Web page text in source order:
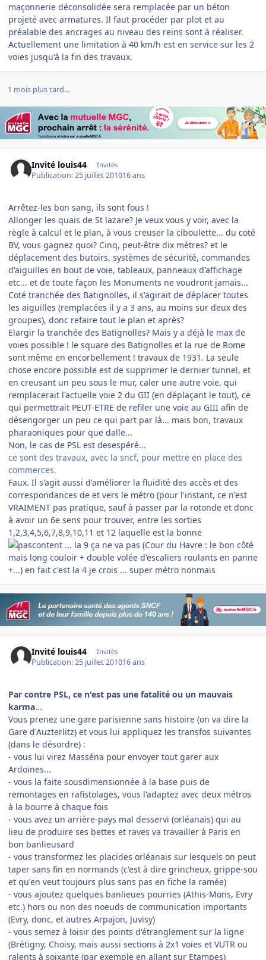
maçonnerie déconsolidée sera remplacée par un béton
projeté avec armatures. Il faut procéder par plot et au
préalable des ancrages au niveau des reins sont à réaliser.
Actuellement une limitation à 40 km/h est en service sur les 2
voies jusqu'à la fin des travaux.
1 mois plus tard...
Invité louis44 Invités
Publication:25 juillet 201016 ans
Arrêtez-les bon sang, ils sont fous !
Allonger les quais de St lazare? Je veux vous y voir, avec la
règle à calcul et le plan, à vous creuser la ciboulette... du coté
BV, vous gagnez quoi? Cinq, peut-être dix mètres? et le
déplacement des butoirs, systèmes de sécurité, commandes
d'aiguilles en bout de voie, tableaux, panneaux d'affichage
etc... et de toute façon les Monuments ne voudront jamais...
Coté tranchée des Batignolles, il s'agirait de déplacer toutes
les aiguilles (remplacées il y a 3 ans, au moins sur deux des
groupes), donc refaire tout le plan et après?
Elargir la tranchée des Batignolles? Mais y a déjà le max de
voies possible ! le square des Batignolles et la rue de Rome
sont même en encorbellement ! travaux de 1931. La seule
chose encore possible est de supprimer le dernier tunnel, et
en creusant un peu sous le mur, caler une autre voie, qui
remplacerait l'actuelle voie 2 du GII (en déplaçant le tout), ce
qui permettrait PEUT-ETRE de refiler une voie au GIII afin de
désengorger un peu ce qui part par là... mais bon, travaux
pharaoniques pour que dalle...
Non, le cas de PSL est desespéré...
ce sont des travaux, avec la sncf, pour mettre en place des
commerces.
Faux. Il s'agit aussi d'améliorer la fluidité des accès et des
correspondances de et vers le métro (pour l'instant, ce n'est
VRAIMENT pas pratique, sauf à passer par la rotonde et donc
à avoir un 6e sens pour trouver, entre les sorties
1,2,3,4,5,6,7,8,9,10,11 et 12 laquelle est la bonne
... la 9 ça ne va pas (Cour du Havre : le bon côté
mais long couloir + double volée d'escaliers roulants en panne
+...) en fait c'est la 4 je crois ... super métro nonmais
Invité louis44 Invités
Publication:25 juillet 201016 ans
Par contre PSL, ce n'est pas une fatalité ou un mauvais
karma...
Vous prenez une gare parisienne sans histoire (on va dire la
Gare d'Auzterlitz) et vous lui appliquez les transfos suivantes
(dans le désordre) :
- vous lui virez Masséna pour envoyer tout garer aux
Ardoines...
- vous la faite sousdimensionnée à la base puis de
remontages en rafistolages, vous l'adaptez avec deux métros
à la bourre à chaque fois
- vous avez un arrière-pays mal desservi (orléanais) qui au
lieu de produire ses bettes et raves va travailler à Paris en
bon banlieusard
- vous transformez les placides orléanais sur lesquels on peut
taper sans fin en normands (c'est à dire grincheux, grippe-sou
et qu'en veut toujours plus sans pas en fiche la ramée)
- vous ajoutez quelques banlieues pourries (Athis-Mons, Evry
etc.) hors ou non des noeuds de communication importants
(Evry, donc, et autres Arpajon, Juvisy)
- vous semez à loisir des points d'étranglement sur la ligne
(Brétigny, Choisy, mais aussi sections à 2x1 voies et VUTR ou
ralents à soixante (par exemple en allant sur Etampes)